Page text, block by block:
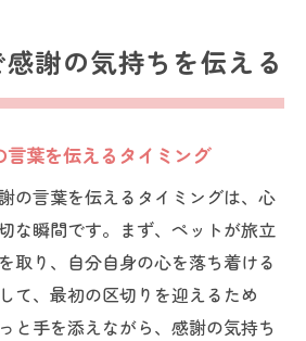
謝の気持ちを伝える
葉を伝えるタイミング
の言葉を伝えるタイミングは、心
な瞬間です。まず、ペットが旅立
取り、自分自身の心を落ち着ける
て、最初の区切りを迎えるため
と手を添えながら、感謝の気持ち